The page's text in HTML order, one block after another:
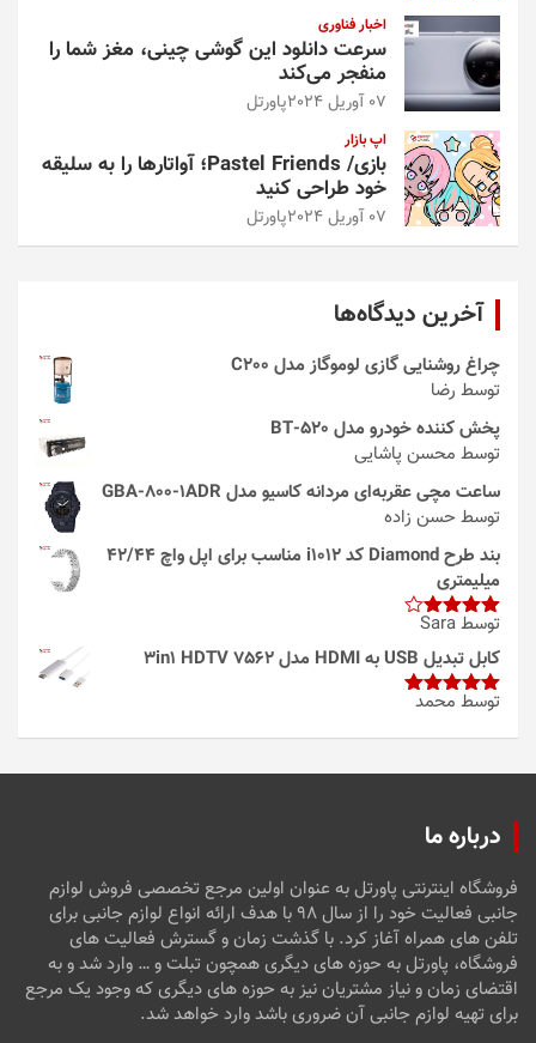
اخبار فناوری
سرعت دانلود این گوشی چینی، مغز شما را
منفجر می‌کند
07 آوریل 2024 پاورتل
اپ بازار
بازی/ Pastel Friends؛ آواتارها را به سلیقه
خود طراحی کنید
07 آوریل 2024 پاورتل
آخرین دیدگاه‌ها
چراغ روشنایی گازی لوموگاز مدل C200
توسط رضا
پخش کننده خودرو مدل 520-BT
توسط محسن پاشایی
ساعت مچی عقربه‌ای مردانه کاسیو مدل GBA-800-1ADR
توسط حسن زاده
بند طرح Diamond کد i1012 مناسب برای اپل واچ 42/44
میلیمتری
امتیاز4
از 5
توسط Sara
کابل تبدیل USB به HDMI مدل 3in1 HDTV 7562
امتیاز5از
توسط محمد
درباره ما
فروشگاه اینترنتی پاورتل به عنوان اولین مرجع تخصصی فروش لوازم
جانبی فعالیت خود را از سال ۹۸ با هدف ارائه انواع لوازم جانبی برای
تلفن های همراه آغاز کرد. با گذشت زمان و گسترش فعالیت های
فروشگاه، پاورتل به حوزه های دیگری همچون تبلت و … وارد شد و به
اقتضای زمان و نیاز مشتریان نیز به حوزه های دیگری که وجود یک مرجع
برای تهیه لوازم جانبی آن ضروری باشد وارد خواهد شد.